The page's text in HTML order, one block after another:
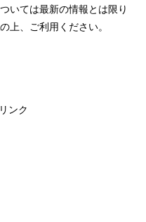
いては最新の情報とは限り
上、ご利用ください。
ンク